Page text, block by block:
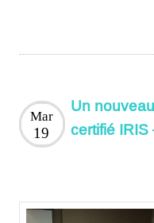
Un
certifié IRIS
Mar
19